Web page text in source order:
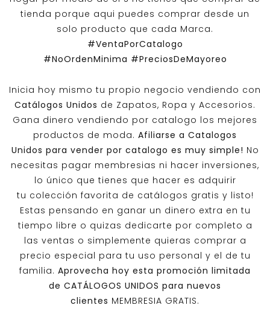
tienda porque aqui puedes comprar desde un
solo producto que cada Marca.
#VentaPorCatalogo
#NoOrdenMinima #PreciosDeMayoreo
Inicia hoy mismo tu propio negocio vendiendo con
Catálogos Unidos de Zapatos, Ropa y Accesorios.
Gana dinero vendiendo por catalogo los mejores
productos de moda. Afiliarse a Catalogos
Unidos para vender por catalogo es muy simple! No
necesitas pagar membresias ni hacer inversiones,
lo único que tienes que hacer es adquirir
tu colección favorita de catálogos gratis y listo!
Estas pensando en ganar un dinero extra en tu
tiempo libre o quizas dedicarte por completo a
las ventas o simplemente quieras comprar a
precio especial para tu uso personal y el de tu
familia. Aprovecha hoy esta promoción limitada
de CATÁLOGOS UNIDOS para nuevos
clientes MEMBRESIA GRATIS.